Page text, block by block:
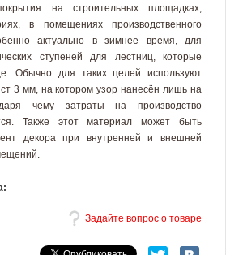
на строительных площадках,
в помещениях производственного
актуально в зимнее время, для
ступеней для лестниц, которые
Обычно для таких целей используют
3 мм, на котором узор нанесён лишь на
чему затраты на производство
Также этот материал может быть
декора при внутренней и внешней
Задайте вопрос о товаре